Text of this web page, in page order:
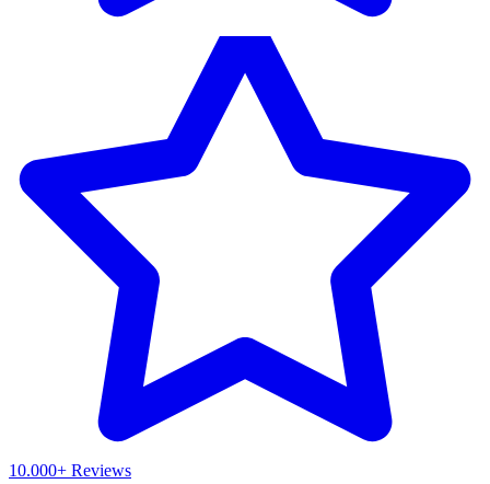
10.000+ Reviews